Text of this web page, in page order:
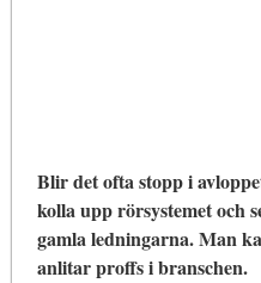
Blir det ofta stopp i
kolla upp rörsystemet och
gamla ledningarna. Man
anlitar proffs i branschen.